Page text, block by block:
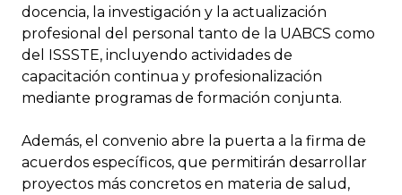
docencia, la investigación y la actualización
profesional del personal tanto de la UABCS como
del ISSSTE, incluyendo actividades de
capacitación continua y profesionalización
mediante programas de formación conjunta.
Además, el convenio abre la puerta a la firma de
acuerdos específicos, que permitirán desarrollar
proyectos más concretos en materia de salud,